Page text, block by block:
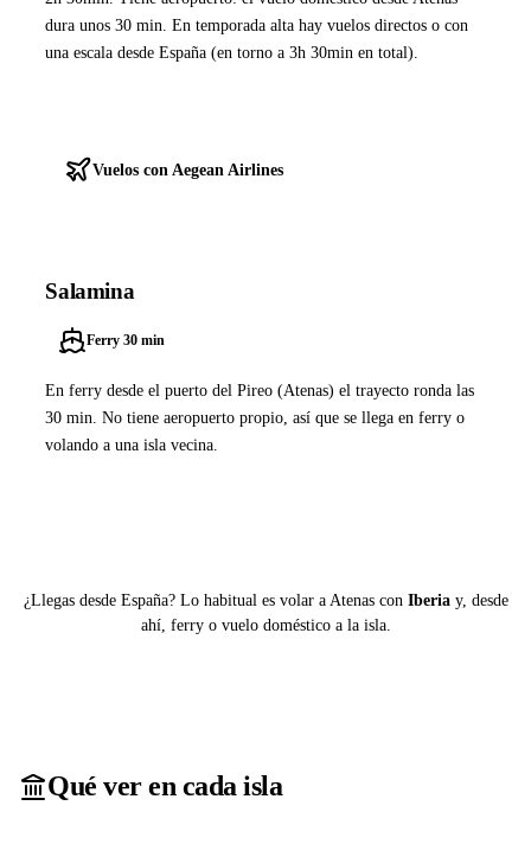
dura unos 30 min. En temporada alta hay vuelos directos o con
una escala desde España (en torno a 3h 30min en total).
Vuelos con Aegean Airlines
Salamina
Ferry 30 min
En ferry desde el puerto del Pireo (Atenas) el trayecto ronda las
30 min. No tiene aeropuerto propio, así que se llega en ferry o
volando a una isla vecina.
¿Llegas desde España? Lo habitual es volar a Atenas con Iberiay, desde
ahí, ferry o vuelo doméstico a la isla.
Qué ver en cada isla